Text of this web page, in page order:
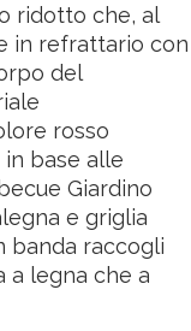
ridotto che, al
in refrattario con
del
rosso
base alle
Giardino
e griglia
banda raccogli
a legna che a